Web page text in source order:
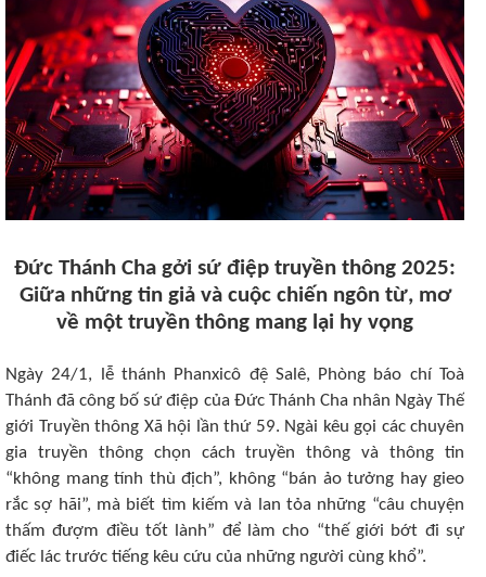
Đức Thánh Cha gởi sứ điệp truyền thông 2025:
Giữa những tin giả và cuộc chiến ngôn từ, mơ
về một truyền thông mang lại hy vọng
Ngày 24/1, lễ thánh Phanxicô đệ Salê, Phòng báo chí Toà
Thánh đã công bố sứ điệp của Đức Thánh Cha nhân Ngày Thế
giới Truyền thông Xã hội lần thứ 59. Ngài kêu gọi các chuyên
gia truyền thông chọn cách truyền thông và thông tin
“không mang tính thù địch”, không “bán ảo tưởng hay gieo
rắc sợ hãi”, mà biết tìm kiếm và lan tỏa những “câu chuyện
thấm đượm điều tốt lành” để làm cho “thế giới bớt đi sự
điếc lác trước tiếng kêu cứu của những người cùng khổ”.